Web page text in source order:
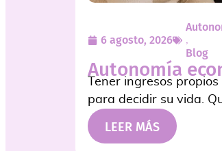
6 agosto, 2026 ,
Blog
Autonomía
Tener ingresos
para decidir su vida.
LEER MÁS